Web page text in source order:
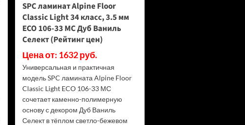
SPC ламинат Alpine Floor
Classic Light 34 класс, 3.5 мм
ECO 106-33 МС Дуб Ваниль
Селект (Рейтинг цен)
Цена от: 1632 руб.
Универсальная и практичная
модель SPC ламината Alpine Floor
Classic Light ECO 106-33 МС
сочетает каменно-полимерную
основу с декором Дуб Ваниль
Селект в тёплом светло-бежевом